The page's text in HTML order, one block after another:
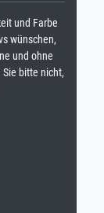
und Farbe
wünschen,
und ohne
bitte nicht,